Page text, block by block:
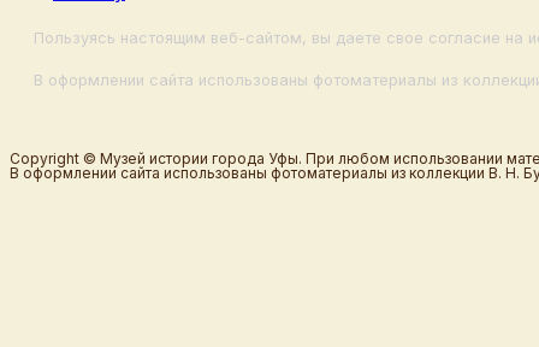
Пользуясь настоящим веб-сайтом, вы даете свое согласие на
В оформлении сайта использованы фотоматериалы из
Copyright © Музей истории города Уфы. При любом использовании
В оформлении сайта использованы фотоматериалы из коллекции В. Н.